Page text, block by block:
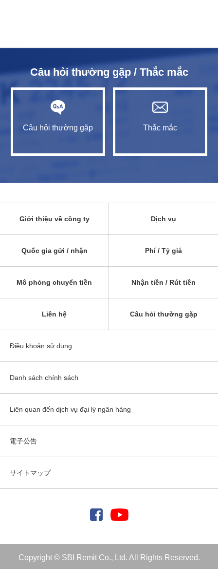
Câu hỏi thường gặp / Thắc mắc
Câu hỏi thường gặp Thắc mắc
Giới thiệu về công ty Dịch vụ
Quốc gia gửi / nhận Phí / Tỷ giá
Mô phỏng chuyển tiền Nhận tiền / Rút tiền
Liên hệ Câu hỏi thường gặp
Điều khoản sử dụng
Danh sách chính sách
Liên quan đến dịch vụ đại lý ngân hàng
電子公告
サイトマップ
Copyright © SBI Remit Co., Ltd. All Rights Reserved.